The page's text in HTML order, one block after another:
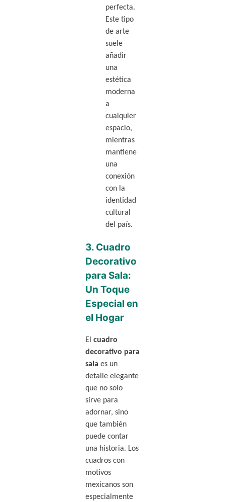
perfecta.
Este tipo
de arte
suele
añadir
una
estética
moderna
a
cualquier
espacio,
mientras
mantiene
una
conexión
con la
identidad
cultural
del país.
3. Cuadro
Decorativo
para Sala:
Un Toque
Especial en
el Hogar
El cuadro
decorativo para
sala es un
detalle elegante
que no solo
sirve para
adornar, sino
que también
puede contar
una historia. Los
cuadros con
motivos
mexicanos son
especialmente